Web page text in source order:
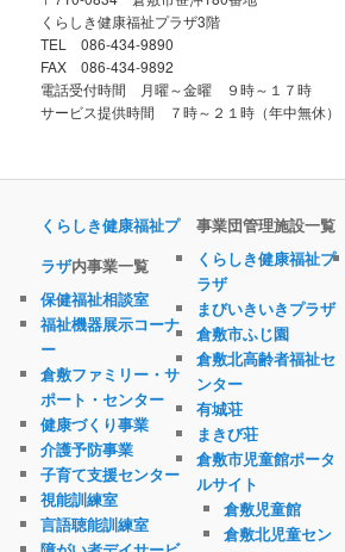
くらしき健康福祉プラザ3階
TEL 086-434-9890
FAX 086-434-9892
電話受付時間 月曜～金曜 ９時～１７時
サービス提供時間 ７時～２１時（年中無休）
くらしき健康福祉プ
ラザ内事業一覧
保健福祉相談室
福祉機器展示コーナ
ー
倉敷ファミリー・サ
ポート・センター
健康づくり事業
介護予防事業
子育て支援センター
視能訓練室
言語聴能訓練室
事業団管理施設一覧
くらしき健康福祉プ
ラザ
まびいきいきプラザ
倉敷市ふじ園
倉敷北高齢者福祉セ
ンター
有城荘
まきび荘
倉敷市児童館ポータ
ルサイト
倉敷児童館
倉敷北児童セン